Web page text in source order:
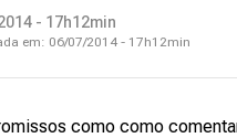
- 17h12min
em: 06/07/2014 - 17h12min
como como